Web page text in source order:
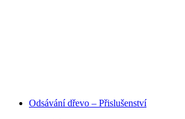
Odsávání dřevo – Přislušenství